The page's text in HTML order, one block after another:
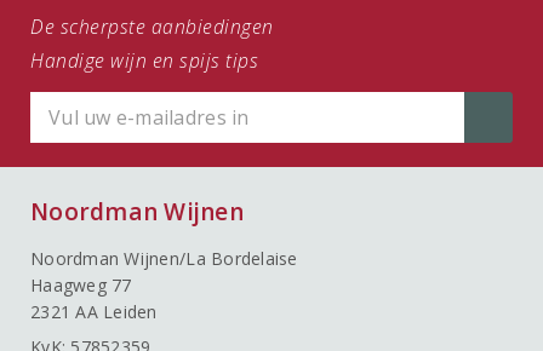
De scherpste aanbiedingen
Handige wijn en spijs tips
Noordman Wijnen
Noordman Wijnen/La Bordelaise
Haagweg 77
2321 AA Leiden